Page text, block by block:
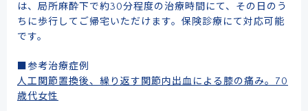
は、局所麻酔下で約30分程度の治療時間にて、その日のう
ちに歩行してご帰宅いただけます。保険診療にて対応可能
です。
■参考治療症例
人工関節置換後、繰り返す関節内出血による膝の痛み。70
歳代女性